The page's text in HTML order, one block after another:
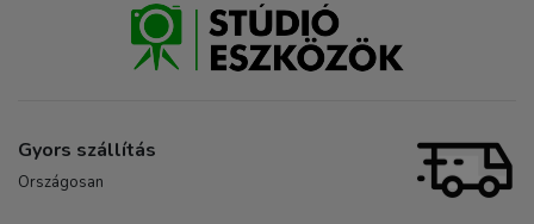
Gyors szállítás
Országosan